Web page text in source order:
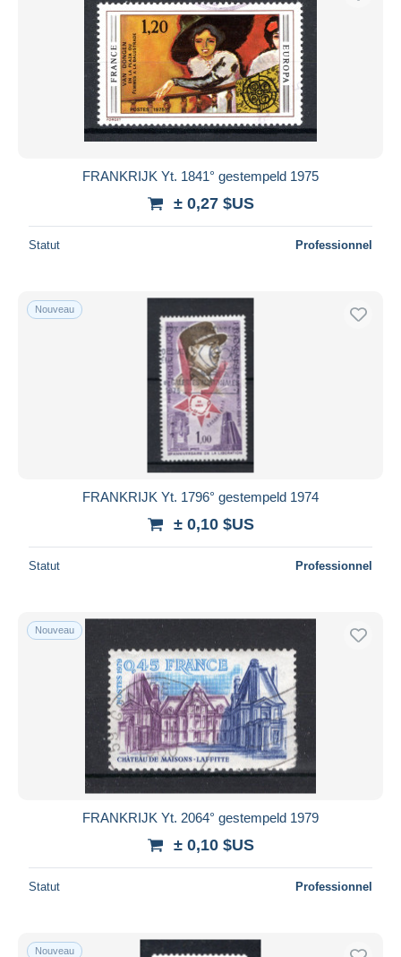
FRANKRIJK Yt. 1841° gestempeld 1975
± 0,27 $US
Statut Professionnel
Nouveau
FRANKRIJK Yt. 1796° gestempeld 1974
± 0,10 $US
Statut Professionnel
Nouveau
FRANKRIJK Yt. 2064° gestempeld 1979
± 0,10 $US
Statut Professionnel
Nouveau